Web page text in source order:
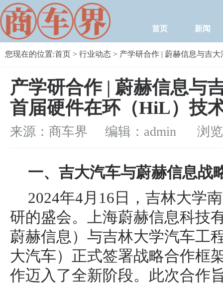
首页 新闻
您现在的位置:首页 > 行业动态 > 产学研合作 | 蔚赫信息与吉
产学研合作 | 蔚赫信息与
首届硬件在环（HiL）技
来源：商车界 编辑：admin 浏览
一、吉大汽车与蔚赫信息战
2024年4月16日，吉林大学
研的盛会。上海蔚赫信息科技
蔚赫信息）与吉林大学汽车工
大汽车）正式签署战略合作框
作迈入了全新阶段。此次合作